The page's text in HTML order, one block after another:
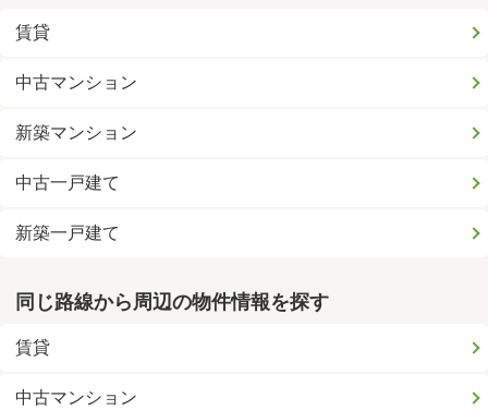
賃貸
中古マンション
新築マンション
中古一戸建て
新築一戸建て
同じ路線から周辺の物件情報を探す
賃貸
中古マンション